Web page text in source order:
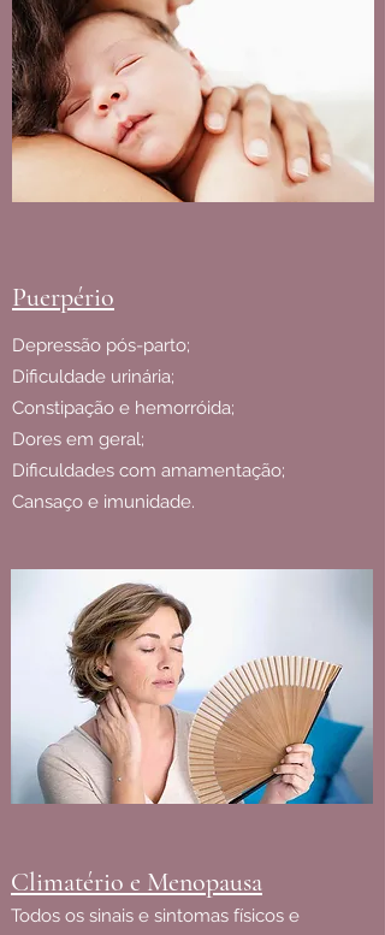
Puerpério
Depressão pós-parto;
Dificuldade urinária;
Constipação e hemorróida;
Dores em geral;
Dificuldades com amamentação;
Cansaço e imunidade.
Climatério e Menopausa
Todos os sinais e sintomas físicos e